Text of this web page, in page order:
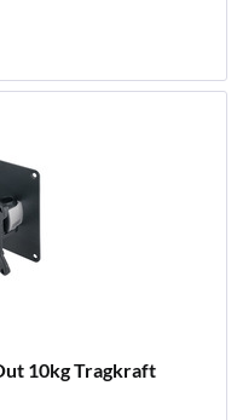
10kg Tragkraft